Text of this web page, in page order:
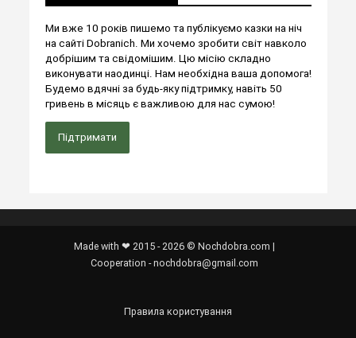
Ми вже 10 років пишемо та публікуємо казки на ніч
на сайті Dobranich. Ми хочемо зробити світ навколо
добрішим та свідомішим. Цю місію складно
виконувати наодинці. Нам необхідна ваша допомога!
Будемо вдячні за будь-яку підтримку, навіть 50
гривень в місяць є важливою для нас сумою!
Підтримати
Made with ❤ 2015 - 2026 © Nochdobra.com |
Cooperation - nochdobra@gmail.com
Правила користування